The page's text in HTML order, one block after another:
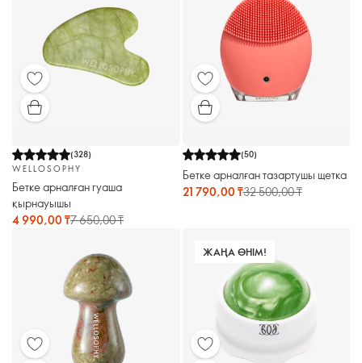
(328)
WELLOSOPHY
Бетке арналған гуаша
қырнауышы
4 990,00 ₸7 650,00 ₸
(50)
Бетке арналған тазартушы щетка
21 790,00 ₸32 500,00 ₸
ЖАҢА ӨНІМ!